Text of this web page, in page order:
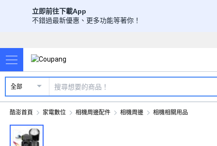
立即前往下載App
不錯過最新優惠、更多功能等著你！
全部
酷澎首頁 家電數位 相機周邊配件 相機周邊 相機相關用品